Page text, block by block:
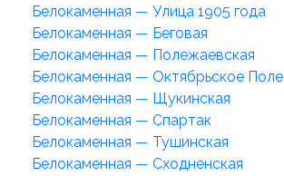
Белокаменная — Улица 1905 года
Белокаменная — Беговая
Белокаменная — Полежаевская
Белокаменная — Октябрьское Поле
Белокаменная — Щукинская
Белокаменная — Спартак
Белокаменная — Тушинская
Белокаменная — Сходненская